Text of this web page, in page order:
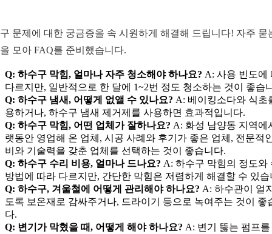
문제에 대한 궁금증을 속 시원하게 해결해 드립니다! 자주 묻
모아 FAQ를 준비했습니다.
Q: 하수구 막힘, 얼마나 자주 청소해야 하나요? A: 사용 빈도에
다르지만, 일반적으로 한 달에 1~2번 정도 청소하는 것이 좋습
Q: 하수구 냄새, 어떻게 없앨 수 있나요? A: 베이킹소다와 식초
용하거나, 하수구 냄새 제거제를 사용하면 효과적입니다.
Q: 하수구 막힘, 어떤 업체가 잘하나요? A: 화성 남양동 지역에
랫동안 영업해 온 업체, 시공 사례와 후기가 좋은 업체, 전문적
비와 기술력을 갖춘 업체를 선택하는 것이 좋습니다.
Q: 하수구 수리 비용, 얼마나 드나요? A: 하수구 막힘의 정도와
방법에 따라 다르지만, 간단한 막힘은 저렴하게 해결할 수 있습
Q: 하수구, 겨울철에 어떻게 관리해야 하나요? A: 하수관이 얼
도록 보온재로 감싸주거나, 드라이기 등으로 녹여주는 것이 좋
다.
Q: 변기가 막혔을 때, 어떻게 해야 하나요? A: 변기 뚫는 펌프를